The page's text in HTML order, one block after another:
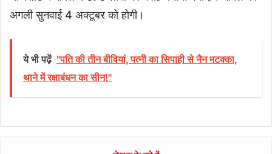
अगली सुनवाई 4 अक्टूबर को होगी।
ये भी पढ़ें "पति की तीन बीवियां, पत्‍नी का सिपाही से नैन मटक्‍का,
थाने में रक्षाबंधन का सीन!"